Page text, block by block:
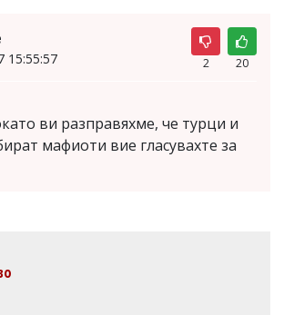
15:55:57 2 20
ви разправяхме, че турци и
мафиоти вие гласувахте за